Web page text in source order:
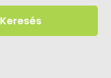
Keresés